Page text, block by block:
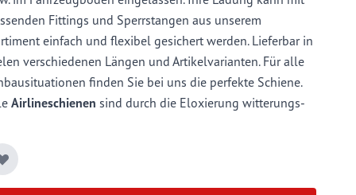
Fittings und Sperrstangen aus unserem
einfach und flexibel gesichert werden. Lieferbar in
verschiedenen Längen und Artikelvarianten. Für alle
finden Sie bei uns die perfekte Schiene.
Airlineschienen sind durch die Eloxierung witterungs-
Aluminium.